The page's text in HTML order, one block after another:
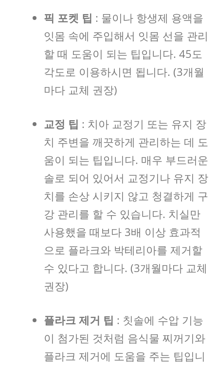
픽 포켓 팁 : 물이나 항생제 용액을
잇몸 속에 주입해서 잇몸 선을 관리
할 때 도움이 되는 팁입니다. 45도
각도로 이용하시면 됩니다. (3개월
마다 교체 권장)
교정 팁 : 치아 교정기 또는 유지 장
치 주변을 깨끗하게 관리하는 데 도
움이 되는 팁입니다. 매우 부드러운
솔로 되어 있어서 교정기나 유지 장
치를 손상 시키지 않고 청결하게 구
강 관리를 할 수 있습니다. 치실만
사용했을 때보다 3배 이상 효과적
으로 플라크와 박테리아를 제거할
수 있다고 합니다. (3개월마다 교체
권장)
플라크 제거 팁 : 칫솔에 수압 기능
이 첨가된 것처럼 음식물 찌꺼기와
플라크 제거에 도움을 주는 팁입니